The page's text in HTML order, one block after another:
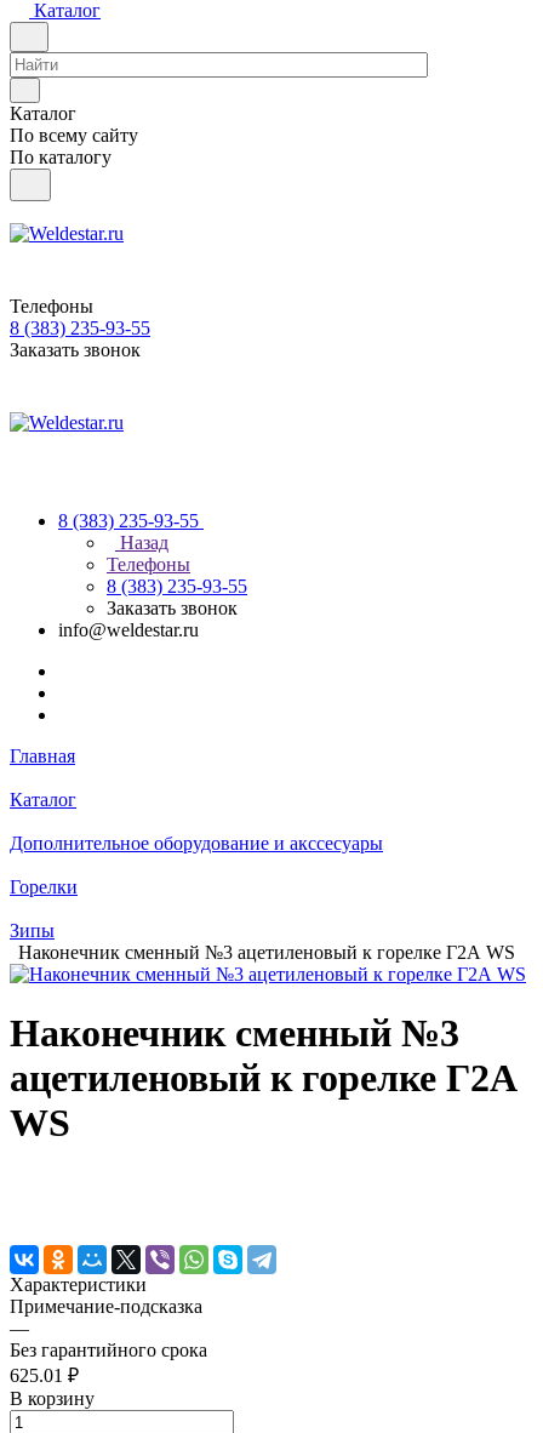
Каталог
Каталог
По всему сайту
По каталогу
Телефоны
8 (383) 235-93-55
Заказать звонок
8 (383) 235-93-55
Назад
Телефоны
8 (383) 235-93-55
Заказать звонок
info@weldestar.ru
Главная
Каталог
Дополнительное оборудование и акссесуары
Горелки
Зипы
Наконечник сменный №3 ацетиленовый к горелке Г2А WS
Наконечник сменный №3
ацетиленовый к горелке Г2А
WS
Характеристики
Примечание-подсказка
—
Без гарантийного срока
625.01 ₽
В корзину